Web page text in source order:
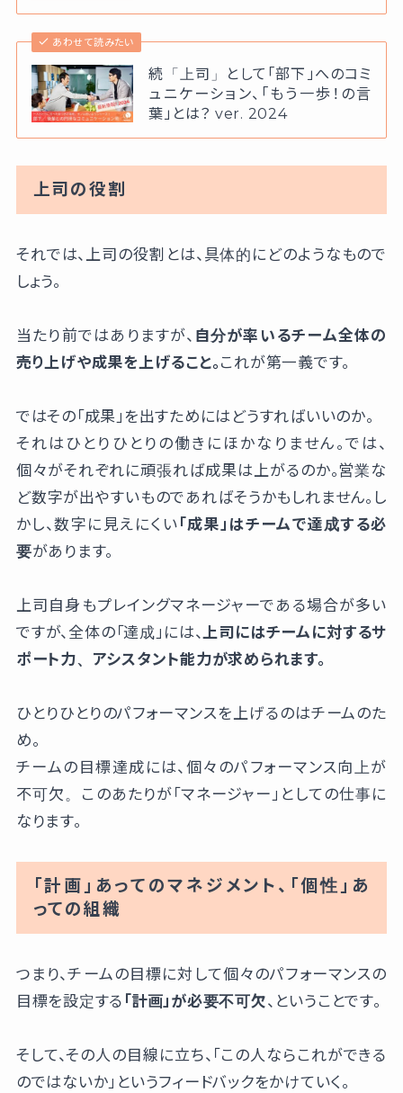
あわせて読みたい
続「上司」として「部下」へのコミ
ュニケーション、「もう一歩！の言
葉」とは？ ver. 2024
上司の役割
それでは、上司の役割とは、具体的にどのようなもので
しょう。
当たり前ではありますが、 自分が率いるチーム全体の
売り上げや成果を上げること。これが第一義です。
ではその「成果」を出すためにはどうすればいいのか。
それはひとりひとりの働きにほかなりません。では、
個々がそれぞれに頑張れば成果は上がるのか。営業な
ど数字が出やすいものであればそうかもしれません。し
かし、数字に見えにくい 「成果」はチームで達成する必
要があります。
上司自身もプレイングマネージャーである場合が多い
ですが、全体の「達成」には、上司にはチームに対するサ
ポート力、アシスタント能力が求められます。
ひとりひとりのパフォーマンスを上げるのはチームのた
め。
チームの目標達成には、個々のパフォーマンス向上が
不可欠。このあたりが「マネージャー」としての仕事に
なります。
「計画」あってのマネジメント、「個性」あ
っての組織
つまり、チームの目標に対して個々のパフォーマンスの
目標を設定する 「計画」が必要不可欠、ということです。
そして、その人の目線に立ち、「この人ならこれができる
のではないか」というフィードバックをかけていく。